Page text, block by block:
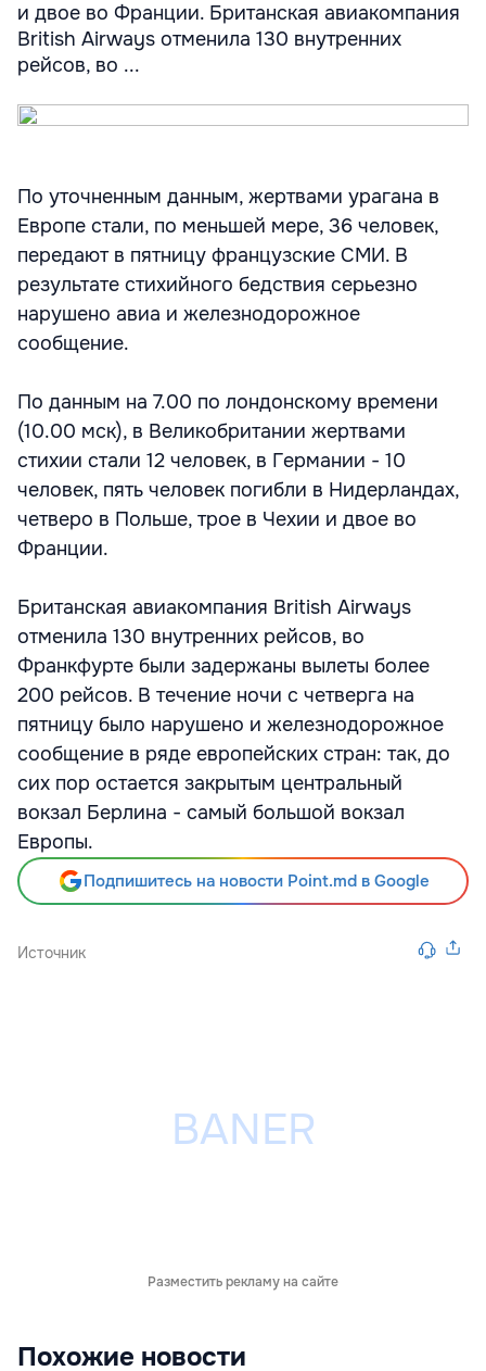
и двое во Франции. Британская авиакомпания
British Airways отменила 130 внутренних
рейсов, во ...
По уточненным данным, жертвами урагана в
Европе стали, по меньшей мере, 36 человек,
передают в пятницу французские СМИ. В
результате стихийного бедствия серьезно
нарушено авиа и железнодорожное
сообщение.
По данным на 7.00 по лондонскому времени
(10.00 мск), в Великобритании жертвами
стихии стали 12 человек, в Германии - 10
человек, пять человек погибли в Нидерландах,
четверо в Польше, трое в Чехии и двое во
Франции.
Британская авиакомпания British Airways
отменила 130 внутренних рейсов, во
Франкфурте были задержаны вылеты более
200 рейсов. В течение ночи с четверга на
пятницу было нарушено и железнодорожное
сообщение в ряде европейских стран: так, до
сих пор остается закрытым центральный
вокзал Берлина - самый большой вокзал
Европы.
Подпишитесь на новости Point.md в Google
Источник
Разместить рекламу на сайте
Похожие новости